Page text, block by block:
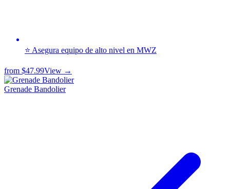
⭐ Asegura equipo de alto nivel en MWZ
from $47.99View →
Grenade Bandolier